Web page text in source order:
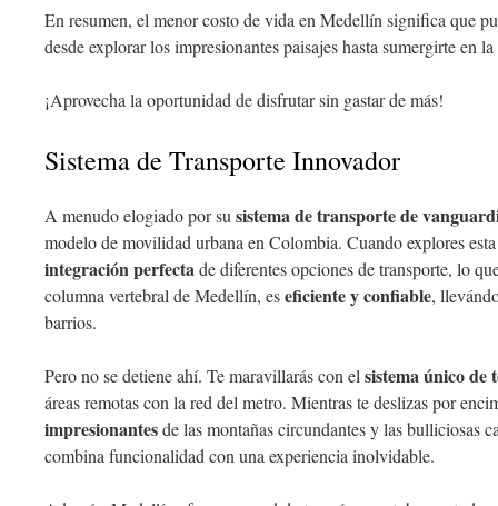
En resumen, el menor costo de vida en Medellín significa que
desde explorar los impresionantes paisajes hasta sumergirte en
¡Aprovecha la oportunidad de disfrutar sin gastar de más!
Sistema de Transporte Innovador
A menudo elogiado por su sistema de transporte de
modelo de movilidad urbana en Colombia. Cuando explores
integración perfectade diferentes opciones de transporte, lo
columna vertebral de Medellín, eseficiente y confiable,
barrios.
Pero no se detiene ahí. Te maravillarás con el sistema único de
áreas remotas con la red del metro. Mientras te deslizas por
impresionantesde las montañas circundantes y las bulliciosas
combina funcionalidad con una experiencia inolvidable.